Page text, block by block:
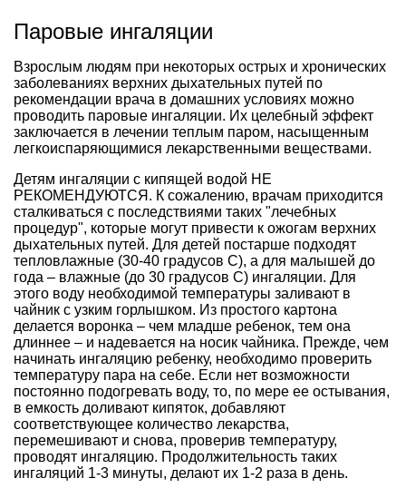
Паровые ингаляции
Взрослым людям при некоторых острых и хронических
заболеваниях верхних дыхательных путей по
рекомендации врача в домашних условиях можно
проводить паровые ингаляции. Их целебный эффект
заключается в лечении теплым паром, насыщенным
легкоиспаряющимися лекарственными веществами.
Детям ингаляции с кипящей водой НЕ
РЕКОМЕНДУЮТСЯ. К сожалению, врачам приходится
сталкиваться с последствиями таких "лечебных
процедур", которые могут привести к ожогам верхних
дыхательных путей. Для детей постарше подходят
тепловлажные (30-40 градусов С), а для малышей до
года – влажные (до 30 градусов С) ингаляции. Для
этого воду необходимой температуры заливают в
чайник с узким горлышком. Из простого картона
делается воронка – чем младше ребенок, тем она
длиннее – и надевается на носик чайника. Прежде, чем
начинать ингаляцию ребенку, необходимо проверить
температуру пара на себе. Если нет возможности
постоянно подогревать воду, то, по мере ее остывания,
в емкость доливают кипяток, добавляют
соответствующее количество лекарства,
перемешивают и снова, проверив температуру,
проводят ингаляцию. Продолжительность таких
ингаляций 1-3 минуты, делают их 1-2 раза в день.